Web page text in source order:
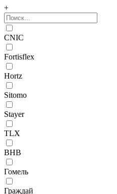
+
CNIC
Fortisflex
Hortz
Sitomo
Stayer
TLX
ВНВ
Гомель
Граждай